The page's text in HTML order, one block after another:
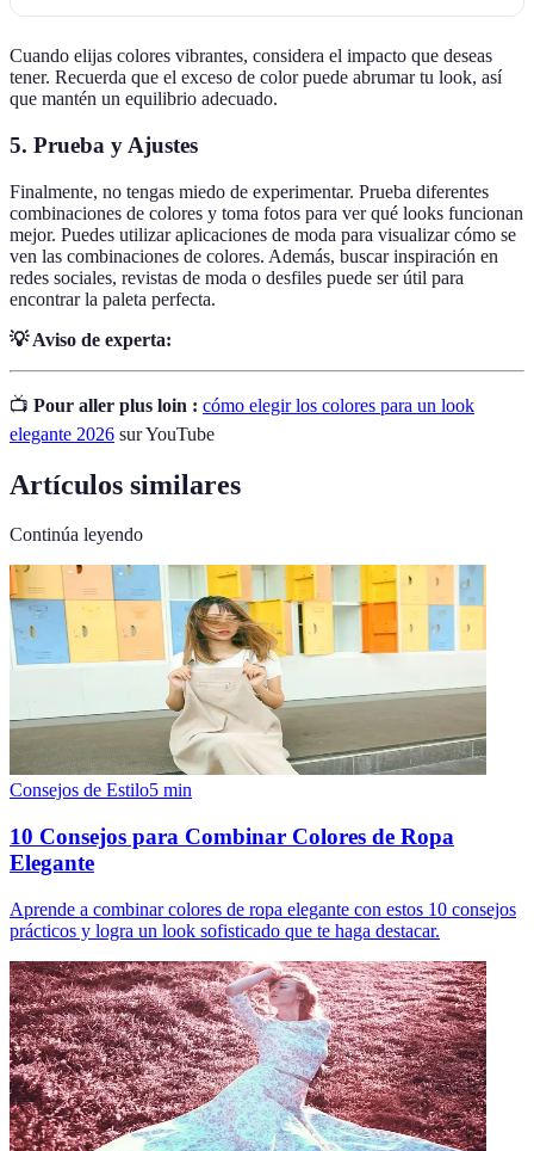
Cuando elijas colores vibrantes, considera el impacto que deseas
tener. Recuerda que el exceso de color puede abrumar tu look, así
que mantén un equilibrio adecuado.
5. Prueba y Ajustes
Finalmente, no tengas miedo de experimentar. Prueba diferentes
combinaciones de colores y toma fotos para ver qué looks funcionan
mejor. Puedes utilizar aplicaciones de moda para visualizar cómo se
ven las combinaciones de colores. Además, buscar inspiración en
redes sociales, revistas de moda o desfiles puede ser útil para
encontrar la paleta perfecta.
💡 Aviso de experta:
📺 Pour aller plus loin : cómo elegir los colores para un look
elegante 2026 sur YouTube
Artículos similares
Continúa leyendo
Consejos de Estilo5 min
10 Consejos para Combinar Colores de Ropa
Elegante
Aprende a combinar colores de ropa elegante con estos 10 consejos
prácticos y logra un look sofisticado que te haga destacar.